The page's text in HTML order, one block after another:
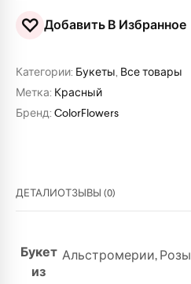
♡ Добавить В Избранное
Категории: Букеты, Все товары
Метка: Красный
Бренд: ColorFlowers
ДЕТАЛИОТЗЫВЫ (0)
Букет
из
Альстромерии,Розы